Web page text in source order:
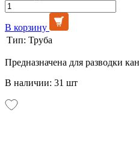
В корзину
Тип: Труба
Предназначена для разводки
В наличии: 31 шт